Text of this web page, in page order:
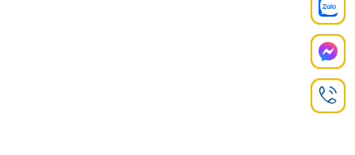
Mặc dù IELTS là một yêu cầu phổ biến đối với du
học sinh tại Úc, nhưng thực tế, có nhiều trường hợp
ngoại lệ sẽ được miễn hoàn toàn yêu cầu này: